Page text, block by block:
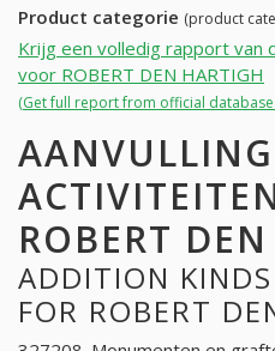
Product categorie (product
Krijg een volledig rapport van
voor ROBERT DEN HARTIGH
(Get full report from official database
ROBERT
ADDITION
FOR ROBERT